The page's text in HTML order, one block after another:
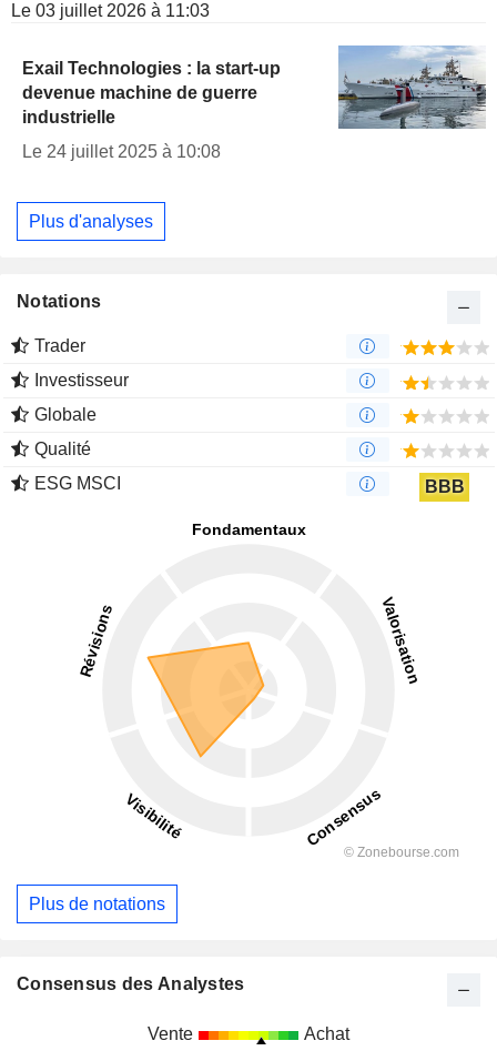
Le 03 juillet 2026 à 11:03
Exail Technologies : la start-up
devenue machine de guerre
industrielle
Le 24 juillet 2025 à 10:08
Plus d'analyses
Notations
Trader
Investisseur
Globale
Qualité
ESG MSCI
BBB
Plus de notations
Consensus des Analystes
Vente Achat